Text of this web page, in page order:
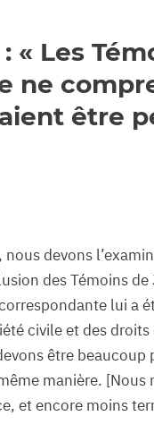
« Les
ne
être
nous devons
des Témoins
lui a
civile et des
être
manière.
et encore moins